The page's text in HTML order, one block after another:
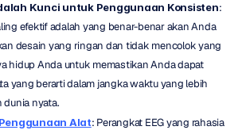
Kunci untuk Penggunaan Konsisten:
efektif adalah yang benar-benar akan Anda
desain yang ringan dan tidak mencolok yang
hidup Anda untuk memastikan Anda dapat
yang berarti dalam jangka waktu yang lebih
dunia nyata.
Alat: Perangkat EEG yang rahasia